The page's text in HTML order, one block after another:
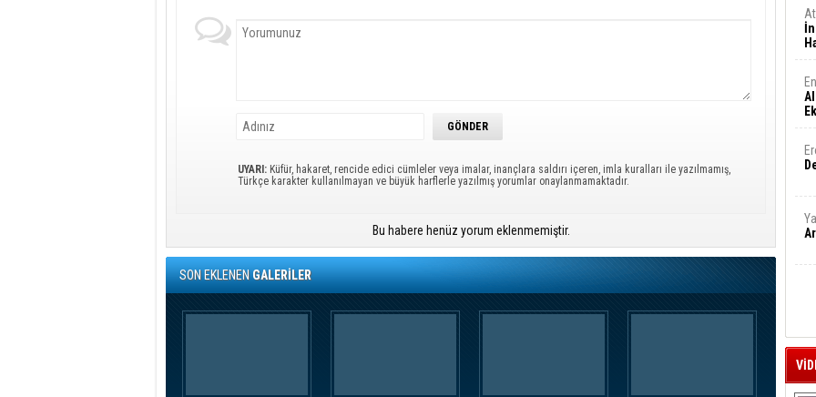
UYARI: Küfür, hakaret, rencide edici cümleler veya imalar, inançlara saldırı içeren, imla kuralları ile yazılmamış,
Türkçe karakter kullanılmayan ve büyük harflerle yazılmış yorumlar onaylanmamaktadır.
Bu habere henüz yorum eklenmemiştir.
SON EKLENENGALERİLER